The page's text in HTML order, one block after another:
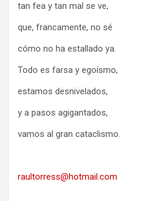
tan fea y tan mal se ve,
que, francamente, no sé
cómo no ha estallado ya.
Todo es farsa y egoísmo,
estamos desnivelados,
y a pasos agigantados,
vamos al gran cataclismo.
raultorress@hotmail.com